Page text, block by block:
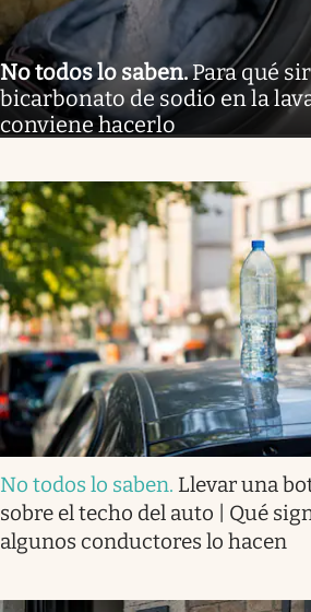
No todos lo saben.Para qué
bicarbonato de sodio en la
conviene hacerlo
No todos lo saben. Llevar una
sobre el techo del auto | Qué
algunos conductores lo hacen